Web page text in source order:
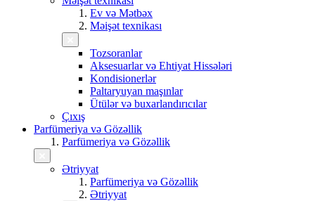
Ev və Mətbəx
Məişət texnikası
Tozsoranlar
Aksesuarlar və Ehtiyat Hissələri
Kondisionerlər
Paltaryuyan maşınlar
Ütülər və buxarlandırıcılar
Çıxış
Parfümeriya və Gözəllik
Parfümeriya və Gözəllik
Ətriyyat
Parfümeriya və Gözəllik
Ətriyyat